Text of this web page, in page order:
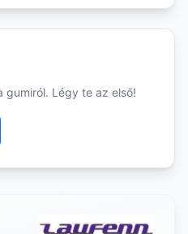
gumiról. Légy te az első!